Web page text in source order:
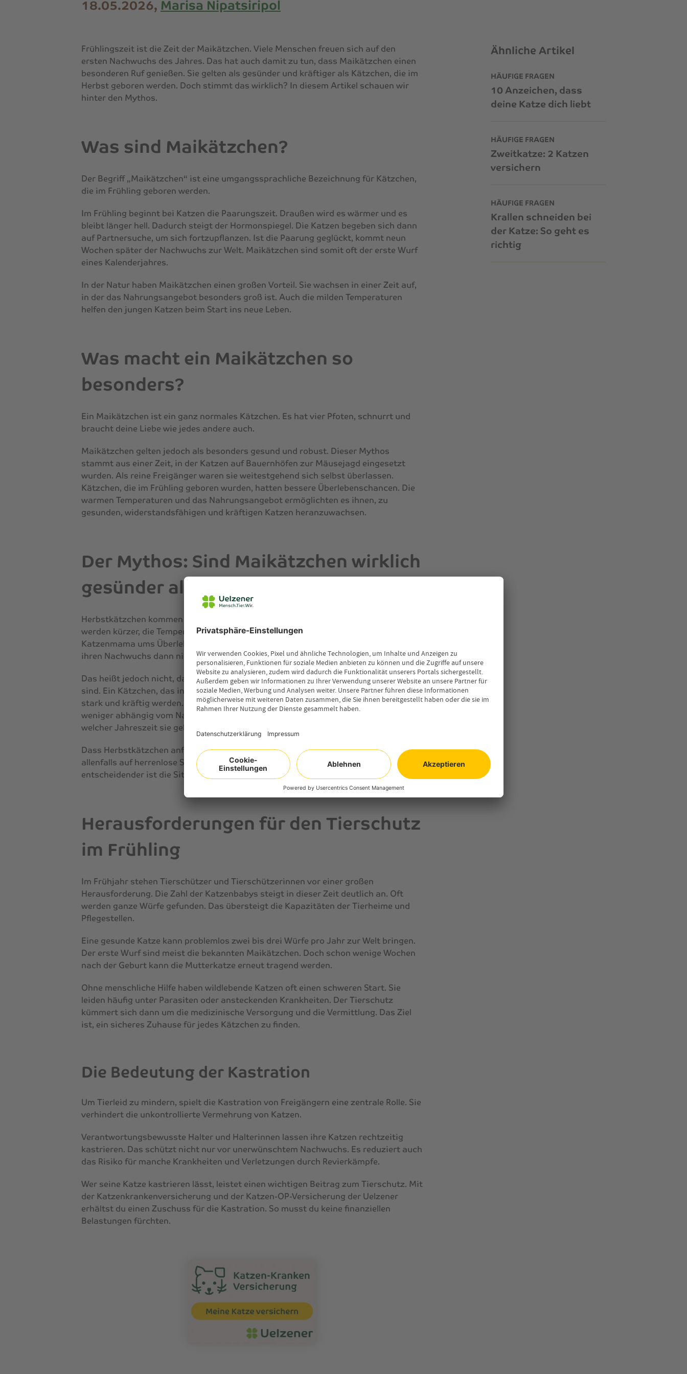
18.05.2026, Marisa Nipatsiripol
Ähnliche Artikel
HÄUFIGE FRAGEN
10 Anzeichen, dass
deine Katze dich liebt
HÄUFIGE FRAGEN
Zweitkatze: 2 Katzen
versichern
HÄUFIGE FRAGEN
Krallen schneiden bei
der Katze: So geht es
richtig
Frühlingszeit ist die Zeit der Maikätzchen. Viele Menschen freuen sich auf den
ersten Nachwuchs des Jahres. Das hat auch damit zu tun, dass Maikätzchen einen
besonderen Ruf genießen. Sie gelten als gesünder und kräftiger als Kätzchen, die im
Herbst geboren werden. Doch stimmt das wirklich? In diesem Artikel schauen wir
hinter den Mythos.
Was sind Maikätzchen?
Der Begriff „Maikätzchen“ ist eine umgangssprachliche Bezeichnung für Kätzchen,
die im Frühling geboren werden.
Im Frühling beginnt bei Katzen die Paarungszeit. Draußen wird es wärmer und es
bleibt länger hell. Dadurch steigt der Hormonspiegel. Die Katzen begeben sich dann
auf Partnersuche, um sich fortzupflanzen. Ist die Paarung geglückt, kommt neun
Wochen später der Nachwuchs zur Welt. Maikätzchen sind somit oft der erste Wurf
eines Kalenderjahres.
In der Natur haben Maikätzchen einen großen Vorteil. Sie wachsen in einer Zeit auf,
in der das Nahrungsangebot besonders groß ist. Auch die milden Temperaturen
helfen den jungen Katzen beim Start ins neue Leben.
Was macht ein Maikätzchen so
besonders?
Ein Maikätzchen ist ein ganz normales Kätzchen. Es hat vier Pfoten, schnurrt und
braucht deine Liebe wie jedes andere auch.
Maikätzchen gelten jedoch als besonders gesund und robust. Dieser Mythos
stammt aus einer Zeit, in der Katzen auf Bauernhöfen zur Mäusejagd eingesetzt
wurden. Als reine Freigänger waren sie weitestgehend sich selbst überlassen.
Kätzchen, die im Frühling geboren wurden, hatten bessere Überlebenschancen. Die
warmen Temperaturen und das Nahrungsangebot ermöglichten es ihnen, zu
gesunden, widerstandsfähigen und kräftigen Katzen heranzuwachsen.
Der Mythos: Sind Maikätzchen wirklich
gesünder als Herbstkätzchen?
Herbstkätzchen kommen unter schwierigeren Bedingungen zur Welt. Die Tage
werden kürzer, die Temperaturen sinken und die Nahrung ist knapp. Wenn eine
Katzenmama ums Überleben kämpft, hat sie weniger Kraft für ihre Jungen. Sie kann
ihren Nachwuchs dann nicht ausreichend versorgen.
Das heißt jedoch nicht, dass Herbstkätzchen automatisch schwach oder kränklich
sind. Ein Kätzchen, das in einem liebevollen Zuhause geboren wird, kann genauso
stark und kräftig werden. Hauskatzen, die gepflegt und umsorgt werden, sind
weniger abhängig vom Nahrungsangebot draußen. Hier spielt es keine Rolle, zu
welcher Jahreszeit sie geboren werden.
Dass Herbstkätzchen anfälliger und kränklicher seien als Maikätzchen, trifft
allenfalls auf herrenlose Streuner zu. Der Geburtsmonat allein sagt wenig aus. Viel
entscheidender ist die Situation der Mutter und die Fürsorge in den ersten Wochen.
Herausforderungen für den Tierschutz
im Frühling
Im Frühjahr stehen Tierschützer und Tierschützerinnen vor einer großen
Herausforderung. Die Zahl der Katzenbabys steigt in dieser Zeit deutlich an. Oft
werden ganze Würfe gefunden. Das übersteigt die Kapazitäten der Tierheime und
Pflegestellen.
Eine gesunde Katze kann problemlos zwei bis drei Würfe pro Jahr zur Welt bringen.
Der erste Wurf sind meist die bekannten Maikätzchen. Doch schon wenige Wochen
nach der Geburt kann die Mutterkatze erneut tragend werden.
Ohne menschliche Hilfe haben wildlebende Katzen oft einen schweren Start. Sie
leiden häufig unter Parasiten oder ansteckenden Krankheiten. Der Tierschutz
kümmert sich dann um die medizinische Versorgung und die Vermittlung. Das Ziel
ist, ein sicheres Zuhause für jedes Kätzchen zu finden.
Die Bedeutung der Kastration
Um Tierleid zu mindern, spielt die Kastration von Freigängern eine zentrale Rolle. Sie
verhindert die unkontrollierte Vermehrung von Katzen.
Verantwortungsbewusste Halter und Halterinnen lassen ihre Katzen rechtzeitig
kastrieren. Das schützt nicht nur vor unerwünschtem Nachwuchs. Es reduziert auch
das Risiko für manche Krankheiten und Verletzungen durch Revierkämpfe.
Wer seine Katze kastrieren lässt, leistet einen wichtigen Beitrag zum Tierschutz. Mit
der Katzenkrankenversicherung und der Katzen-OP-Versicherung der Uelzener
erhältst du einen Zuschuss für die Kastration. So musst du keine finanziellen
Belastungen fürchten.